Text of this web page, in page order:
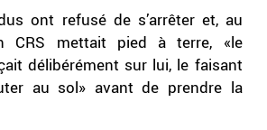
ont refusé de s’arrêter et, au
CRS mettait pied à terre, «le
délibérément sur lui, le faisant
au sol» avant de prendre la